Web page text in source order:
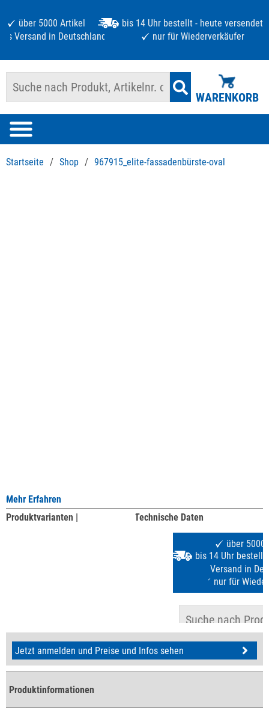
über 5000 Artikel
bis 14 Uhr bestellt - heute versendet
Versand in Deutschland ab 125 €
nur für Wiederverkäufer
WARENKORB
Startseite / Shop / 967915_elite-fassadenbürste-oval
Mehr Erfahren
Produktvarianten |
Technische Daten
Jetzt anmelden und Preise und Infos sehen
Produktinformationen